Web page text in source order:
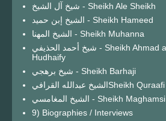
شيخ آل الشيخ - Sheikh Ale Sheikh
الشيخ إبن حميد - Sheikh Hameed
الشيخ المهنا - Sheikh Muhanna
شيخ أحمد الحذيفي - Sheikh Ahmad al
Hudhaify
شيخ برهجي - Sheikh Barhaji
الشيخ عبدالله القرافيSheikh Quraafi
الشيخ المغامسي - Sheikh Maghamsi
9) Biographies / Interviews